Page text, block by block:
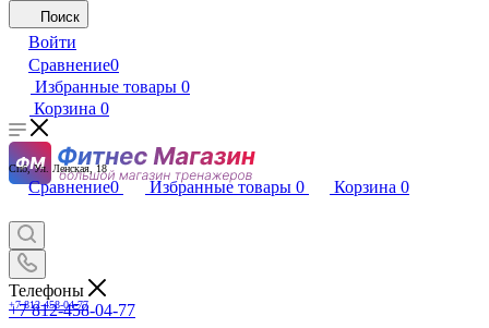
Поиск
Войти
Сравнение0
Избранные товары 0
Корзина 0
Спб, Ул. Ленская, 18
Сравнение0 Избранные товары 0 Корзина 0
+7 812-458-04-77
Телефоны
+7 812-458-04-77